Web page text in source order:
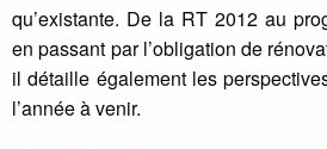
qu’existante. De la RT 2012 au
en passant par l’obligation de
il détaille également les
l’année à venir.